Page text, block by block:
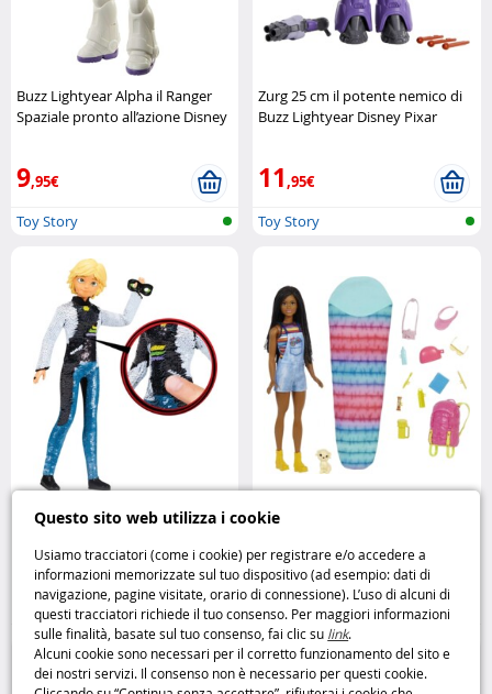
Questo sito web utilizza i cookie
Usiamo tracciatori (come i cookie) per registrare e/o accedere a
informazioni memorizzate sul tuo dispositivo (ad esempio: dati di
navigazione, pagine visitate, orario di connessione). L’uso di alcuni di
questi tracciatori richiede il tuo consenso. Per maggiori informazioni
sulle finalità, basate sul tuo consenso, fai clic su link.
Alcuni cookie sono necessari per il corretto funzionamento del sito e
dei nostri servizi. Il consenso non è necessario per questi cookie.
Buzz Lightyear Alpha il Ranger
Spaziale pronto all’azione Disney
9,95€
Toy Story
Zurg 25 cm il potente nemico di
Buzz Lightyear Disney Pixar
11,95€
Toy Story
Bambola Miraculous Adrien
eleganza e avventura in 26 cm
Bandai
15,95€
Bambole
Barbie Brooklyn Camping
Barbie
16,99€
Barbie